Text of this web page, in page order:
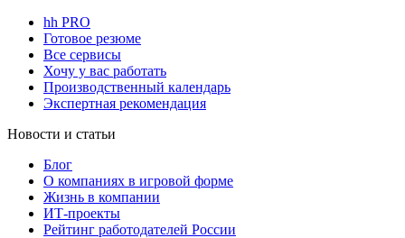
hh PRO
Готовое резюме
Все сервисы
Хочу у вас работать
Производственный календарь
Экспертная рекомендация
Новости и статьи
Блог
О компаниях в игровой форме
Жизнь в компании
ИТ-проекты
Рейтинг работодателей России